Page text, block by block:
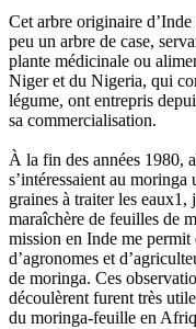
Cet arbre originaire
peu un arbre de case,
plante médicinale ou
Niger et du Nigeria, qui
légume, ont entrepris
sa commercialisation.
À la fin des années 1980,
s’intéressaient au
graines à traiter les
maraîchère de feuilles de
mission en Inde me permit
d’agronomes et
de moringa. Ces
découlèrent furent très
du moringa-feuille en